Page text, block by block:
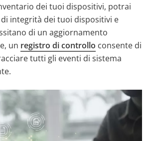
dei tuoi dispositivi, potrai
integrità dei tuoi dispositivi e
di un aggiornamento
un registro di controllo consente di
tutti gli eventi di sistema